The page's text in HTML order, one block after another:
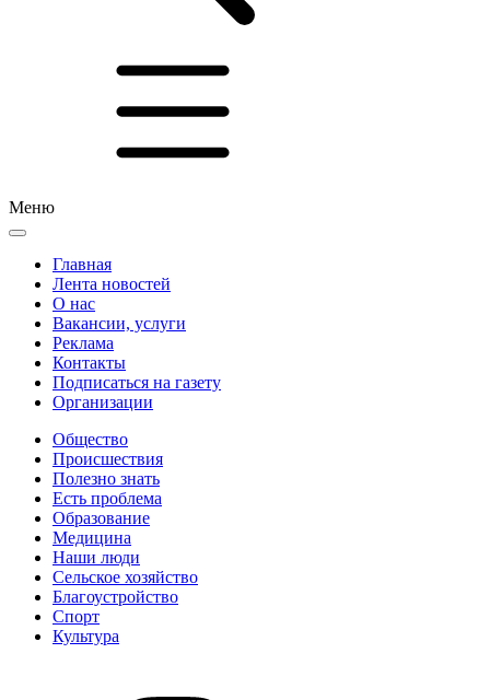
Меню
Главная
Лента новостей
О нас
Вакансии, услуги
Реклама
Контакты
Подписаться на газету
Организации
Общество
Происшествия
Полезно знать
Есть проблема
Образование
Медицина
Наши люди
Сельское хозяйство
Благоустройство
Спорт
Культура